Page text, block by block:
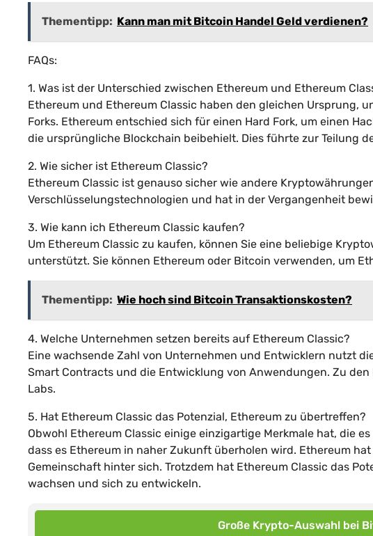
Thementipp: Kann man mit Bitcoin Handel Geld verdienen?
FAQs:
1. Was ist der Unterschied zwischen Ethereum und Ethereum
Ethereum und Ethereum Classic haben den gleichen Ursprung,
Forks. Ethereum entschied sich für einen Hard Fork, um einen
die ursprüngliche Blockchain beibehielt. Dies führte zur Teilung
2. Wie sicher ist Ethereum Classic?
Ethereum Classic ist genauso sicher wie andere
Verschlüsselungstechnologien und hat in der Vergangenheit
3. Wie kann ich Ethereum Classic kaufen?
Um Ethereum Classic zu kaufen, können Sie eine beliebige
unterstützt. Sie können Ethereum oder Bitcoin verwenden, um
Thementipp: Wie hoch sind Bitcoin Transaktionskosten?
4. Welche Unternehmen setzen bereits auf Ethereum Classic?
Eine wachsende Zahl von Unternehmen und Entwicklern nutzt
Smart Contracts und die Entwicklung von Anwendungen. Zu den
Labs.
5. Hat Ethereum Classic das Potenzial, Ethereum zu übertreffen?
Obwohl Ethereum Classic einige einzigartige Merkmale hat, die
dass es Ethereum in naher Zukunft überholen wird. Ethereum
Gemeinschaft hinter sich. Trotzdem hat Ethereum Classic das
wachsen und sich zu entwickeln.
Große Krypto-Auswahl bei